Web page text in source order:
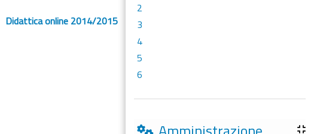
2
3
4
5
6
Didattica online 2014/2015